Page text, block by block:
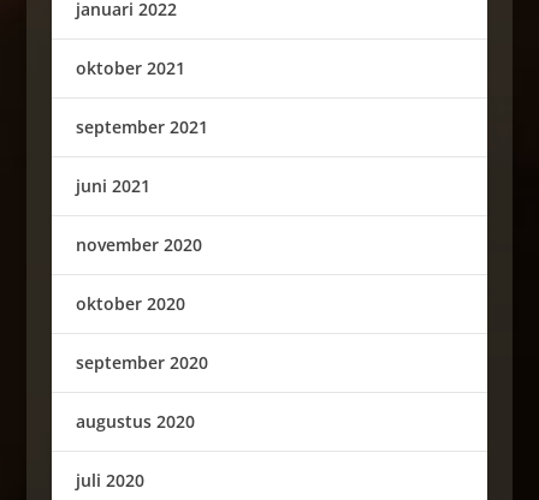
januari 2022
oktober 2021
september 2021
juni 2021
november 2020
oktober 2020
september 2020
augustus 2020
juli 2020